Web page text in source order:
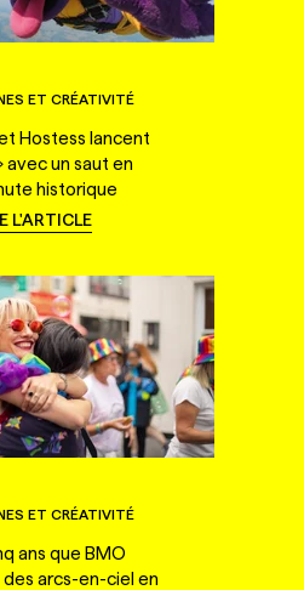
ET CRÉATIVITÉ
Hostess lancent
avec un saut en
historique
L'ARTICLE
ET CRÉATIVITÉ
ans que BMO
arcs-en-ciel en